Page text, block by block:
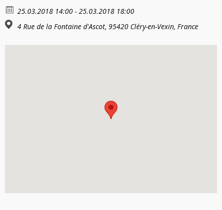
25.03.2018 14:00 - 25.03.2018 18:00
4 Rue de la Fontaine d'Ascot, 95420 Cléry-en-Vexin, France